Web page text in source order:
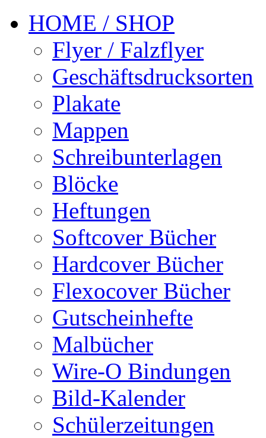
HOME / SHOP
Flyer / Falzflyer
Geschäftsdrucksorten
Plakate
Mappen
Schreibunterlagen
Blöcke
Heftungen
Softcover Bücher
Hardcover Bücher
Flexocover Bücher
Gutscheinhefte
Malbücher
Wire-O Bindungen
Bild-Kalender
Schülerzeitungen